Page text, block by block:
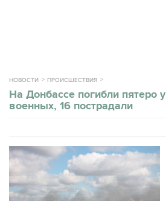
НОВОСТИ ПРОИСШЕСТВИЯ
На Донбассе погибли пятеро
военных, 16 пострадали